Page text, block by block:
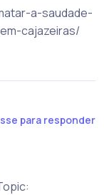
a-saudade-
cajazeiras/
para responder